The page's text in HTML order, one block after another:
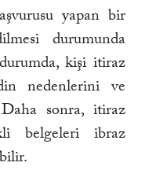
yapan bir
durumunda
kişi itiraz
nedenlerini ve
sonra, itiraz
belgeleri ibraz